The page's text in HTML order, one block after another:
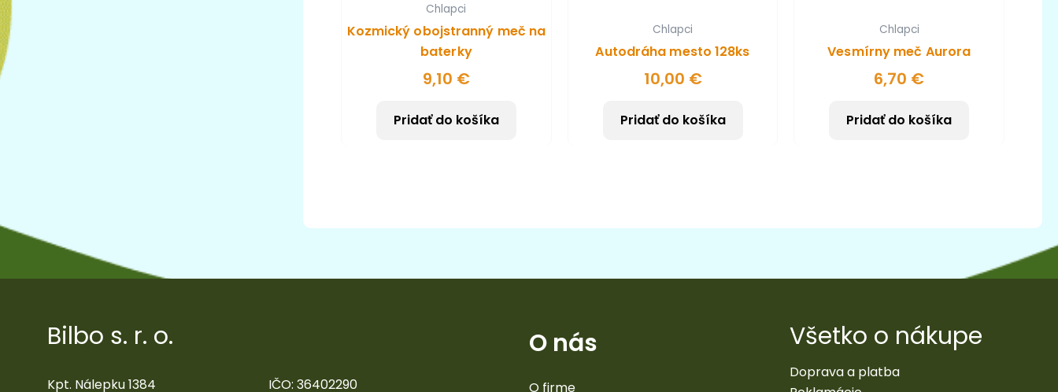
Chlapci
Kozmický obojstranný meč na
baterky
9,10 €
Pridať do košíka
Chlapci
Autodráha mesto 128ks
10,00 €
Pridať do košíka
Chlapci
Vesmírny meč Aurora
6,70 €
Pridať do košíka
Bilbo s. r. o.
Kpt. Nálepku 1384 IČO: 36402290
O nás
O firme
Všetko o nákupe
Doprava a platba